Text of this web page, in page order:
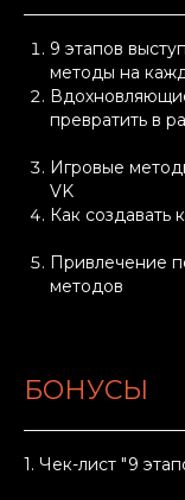
9 этапов
методы на
превратить в
Игровые
VK
Как создавать
Привлечение
методов
БОНУСЫ
1. Чек-лист "9